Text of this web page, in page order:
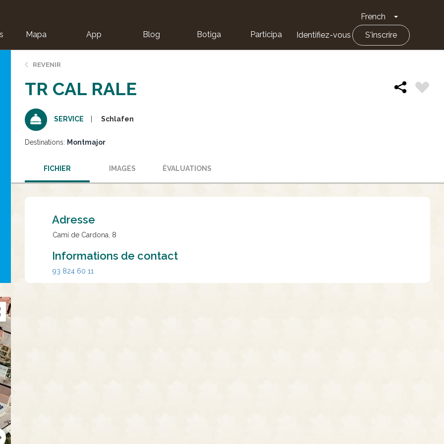
French Toggle
Mapa App Blog Botiga Participa Identifiez-vous S'inscrire
REVENIR
TR CAL RALE
SERVICE Schlafen
Destinations: Montmajor
FICHIER IMAGES ÉVALUATIONS
Adresse
Camí de Cardona, 8
Informations de contact
93 824 60 11